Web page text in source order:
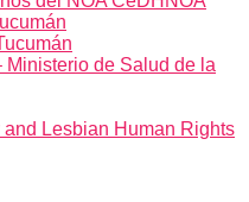
Ministerio de Salud de la
and Lesbian Human Rights